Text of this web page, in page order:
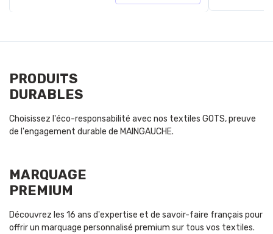
PRODUITS
DURABLES
Choisissez l'éco-responsabilité avec nos textiles GOTS, preuve
de l'engagement durable de MAINGAUCHE.
MARQUAGE
PREMIUM
Découvrez les 16 ans d'expertise et de savoir-faire français pour
offrir un marquage personnalisé premium sur tous vos textiles.